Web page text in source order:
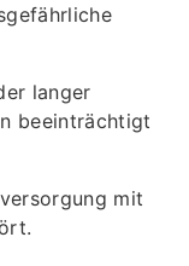
langer
beeinträchtigt
mit